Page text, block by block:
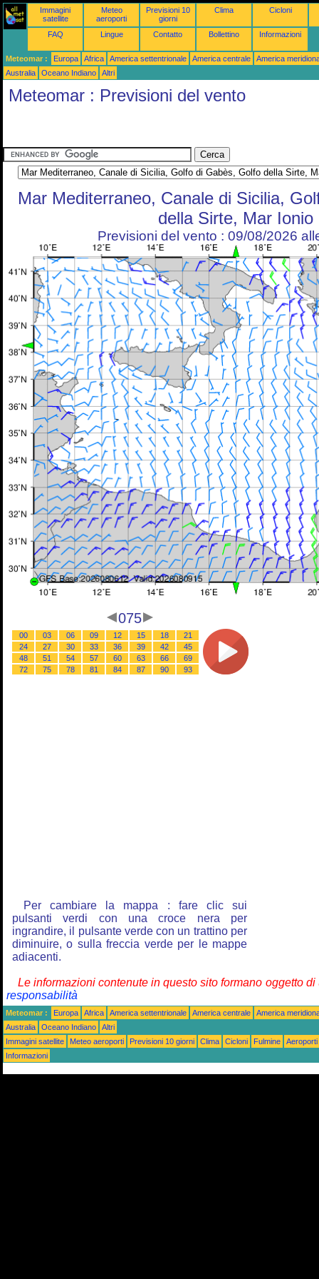
Immagini
satellite
Meteo
aeroporti
Previsioni 10
giorni
Clima Cicloni
FAQ Lingue Contatto Bollettino Informazioni
Meteomar : Europa Africa America settentrionale America centrale
America
Australia
Oceano Indiano Altri
Meteomar : Previsioni del vento
Mar Mediterraneo, Canale di Sicilia,
della Sirte, Mar Ionio
Previsioni del vento : 09/08/2026
075
00 03 06 09 12 15 18
21
24
27 30 33 36 39 42
45
48
51 54 57 60 63 66
69
72
75 78 81 84 87 90 93
Per cambiare la mappa : fare clic sui
pulsanti verdi con una croce nera per
ingrandire, il pulsante verde con un trattino per
diminuire, o sulla freccia verde per le mappe
adiacenti.
Le informazioni contenute in questo sito formano oggetto
responsabilità
Meteomar : Europa Africa America settentrionale America centrale
America
Australia
Oceano Indiano
Altri
Immagini satellite
Meteo aeroporti Previsioni 10 giorni Clima Cicloni Fulmine
Aeroporti
Informazioni